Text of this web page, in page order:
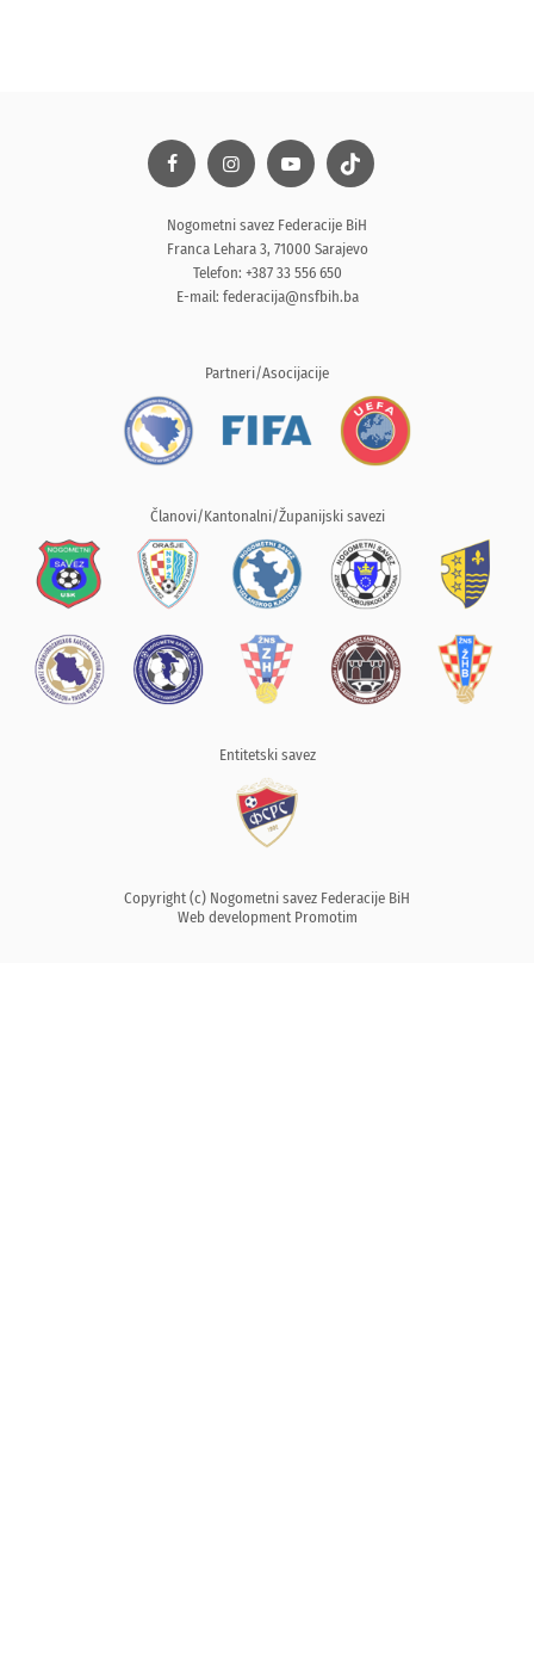
Nogometni savez Federacije BiH
Franca Lehara 3, 71000 Sarajevo
Telefon: +387 33 556 650
E-mail: federacija@nsfbih.ba
Partneri/Asocijacije
Članovi/Kantonalni/Županijski savezi
Entitetski savez
Copyright (c) Nogometni savez Federacije BiH
Web development Promotim